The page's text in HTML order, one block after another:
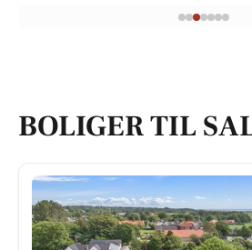
BOLIGER TIL